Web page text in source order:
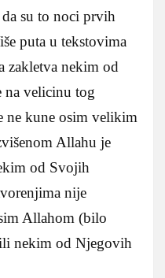
su to noci prvih
puta u tekstovima
zakletva nekim od
na velicinu tog
ne kune osim velikim
Allahu je
od Svojih
nije
Allahom (bilo
nekim od Njegovih